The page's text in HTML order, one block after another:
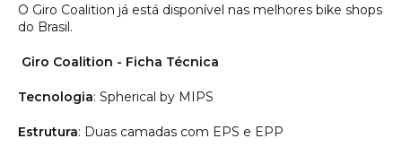
O Giro Coalition já está disponível nas melhores bike shops
do Brasil.
Giro Coalition - Ficha Técnica
Tecnologia: Spherical by MIPS
Estrutura: Duas camadas com EPS e EPP